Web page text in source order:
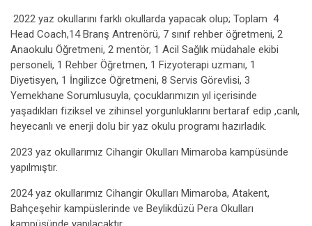
2022 yaz okullarını farklı okullarda yapacak olup; Toplam 4
Head Coach,14 Branş Antrenörü, 7 sınıf rehber öğretmeni, 2
Anaokulu Öğretmeni, 2 mentör, 1 Acil Sağlık müdahale ekibi
personeli, 1 Rehber Öğretmen, 1 Fizyoterapi uzmanı, 1
Diyetisyen, 1 İngilizce Öğretmeni, 8 Servis Görevlisi, 3
Yemekhane Sorumlusuyla, çocuklarımızın yıl içerisinde
yaşadıkları fiziksel ve zihinsel yorgunluklarını bertaraf edip ,canlı,
heyecanlı ve enerji dolu bir yaz okulu programı hazırladık.
2023 yaz okullarımız Cihangir Okulları Mimaroba kampüsünde
yapılmıştır.
2024 yaz okullarımız Cihangir Okulları Mimaroba, Atakent,
Bahçeşehir kampüslerinde ve Beylikdüzü Pera Okulları